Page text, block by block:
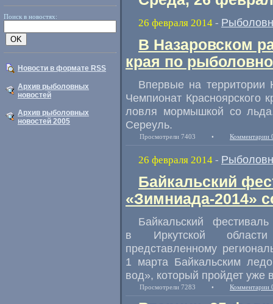
Поиск в новостях:
Новости в формате RSS
Архив рыболовных
новостей
Архив рыболовных
новостей 2005
26 февраля 2014 -
В Назаровском
края по
Впервые на территории
Чемпионат Красноярского
ловля мормышкой со
Сереуль.
Просмотрели 7403 • Комментарии
26 февраля 2014 -
Байкальский
«Зимниада-2014»
Байкальский
в Иркутской
представленному
1 марта Байкальским
вод», который пройдет уже
Просмотрели 7283 • Комментарии